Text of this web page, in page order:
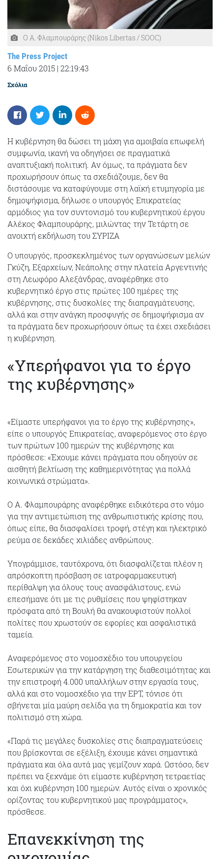
Ο Α. Φλαμπουράρης (Nikos Libertas / SOOC)
The Press Project
6 Μαΐου 2015 | 22:19:43
Σχόλια
Η κυβέρνηση θα δώσει τη μάχη για αμοιβαία επωφελή
συμφωνία, ικανή να οδηγήσει σε πραγματικά
αναπτυξιακή πολιτική. Αν όμως, τα πράγματα δεν
προχωρήσουν όπως τα σχεδιάζουμε, δεν θα
διστάσουμε να καταφύγουμε στη λαϊκή ετυμηγορία με
δημοψήφισμα, δήλωσε ο υπουργός Επικρατείας
αρμόδιος για τον συντονισμό του κυβερνητικού έργου
Αλέκος Φλαμπουράρης, μιλώντας την Τετάρτη σε
ανοιχτή εκδήλωση του ΣΥΡΙΖΑ
Ο υπουργός, προσκεκλημένος των οργανώσεων μελών
Γκύζη, Εξαρχείων, Νεάπολης στην πλατεία Αργεντινής
στη Λεωφόρο Αλεξάνδρας, αναφέρθηκε στο
κυβερνητικό έργο στις πρώτες 100 ημέρες της
κυβέρνησης, στις δυσκολίες της διαπραγμάτευσης,
αλλά και στην ανάγκη προσφυγής σε δημοψήφισμα αν
τα πράγματα δεν προχωρήσουν όπως τα έχει σχεδιάσει
η κυβέρνηση.
«Υπερήφανοι για το έργο
της κυβέρνησης»
«Είμαστε υπερήφανοι για το έργο της κυβέρνησης»,
είπε ο υπουργός Επικρατείας, αναφερόμενος στο έργο
των πρώτων 100 ημερών της κυβέρνησης και
πρόσθεσε: «Έχουμε κάνει πράγματα που οδηγούν σε
αισθητή βελτίωση της καθημερινότητας για πολλά
κοινωνικά στρώματα».
Ο Α. Φλαμπουράρης αναφέρθηκε ειδικότερα στο νόμο
για την αντιμετώπιση της ανθρωπιστικής κρίσης που,
όπως είπε, θα διασφαλίσει τροφή, στέγη και ηλεκτρικό
ρεύμα σε δεκάδες χιλιάδες ανθρώπους.
Υπογράμμισε, ταυτόχρονα, ότι διασφαλίζεται πλέον η
απρόσκοπτη πρόσβαση σε ιατροφαρμακευτική
περίθαλψη για όλους τους ανασφάλιστους, ενώ
επεσήμανε ότι με τις ρυθμίσεις που ψηφίστηκαν
πρόσφατα από τη Βουλή θα ανακουφιστούν πολλοί
πολίτες που χρωστούν σε εφορίες και ασφαλιστικά
ταμεία.
Αναφερόμενος στο νομοσχέδιο του υπουργείου
Εσωτερικών για την κατάργηση της διαθεσιμότητας και
την επιστροφή 4.000 υπαλλήλων στην εργασία τους,
αλλά και στο νομοσχέδιο για την ΕΡΤ, τόνισε ότι
σβήνεται μία μαύρη σελίδα για τη δημοκρατία και τον
πολιτισμό στη χώρα.
«Παρά τις μεγάλες δυσκολίες στις διαπραγματεύσεις
που βρίσκονται σε εξέλιξη, έχουμε κάνει σημαντικά
πράγματα και όλα αυτά μας γεμίζουν χαρά. Ωστόσο, δεν
πρέπει να ξεχνάμε ότι είμαστε κυβέρνηση τετραετίας
και όχι κυβέρνηση 100 ημερών. Αυτός είναι ο χρονικός
ορίζοντας του κυβερνητικού μας προγράμματος»,
πρόσθεσε.
Επανεκκίνηση της